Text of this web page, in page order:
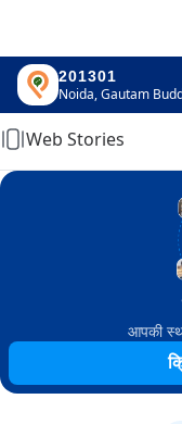
201301
Home
Web Stories
आपकी